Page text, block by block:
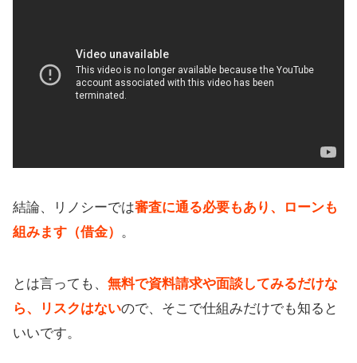
結論、リノシーでは審査に通る必要もあり、ローンも
組みます（借金） 。
とは言っても、 無料で資料請求や面談してみるだけな
ら、リスクはないので、そこで仕組みだけでも知ると
いいです。